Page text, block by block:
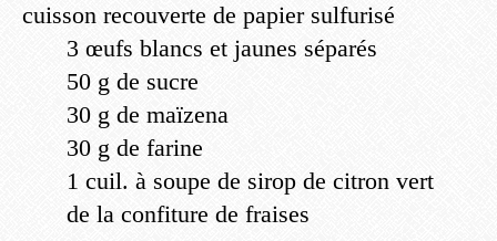
cuisson recouverte de papier sulfurisé
3 œufs blancs et jaunes séparés
50 g de sucre
30 g de maïzena
30 g de farine
1 cuil. à soupe de sirop de citron vert
de la confiture de fraises